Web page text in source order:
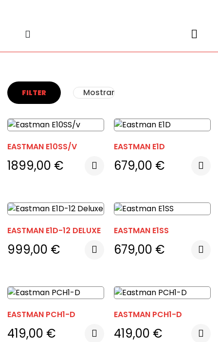
FILTER Mostrar
EASTMAN E10SS/V
1899,00 €
EASTMAN E1D
679,00 €
EASTMAN E1D-12 DELUXE
999,00 €
EASTMAN E1SS
679,00 €
EASTMAN PCH1-D
419,00 €
EASTMAN PCH1-D
419,00 €